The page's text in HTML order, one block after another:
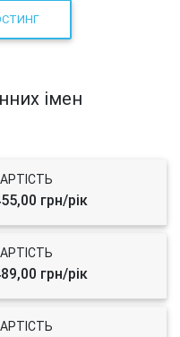
імен
грн/рік
грн/рік